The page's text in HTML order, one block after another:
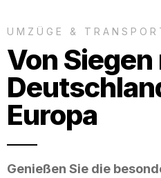
UMZÜGE &
Von Siegen
Europa
Genießen Sie die